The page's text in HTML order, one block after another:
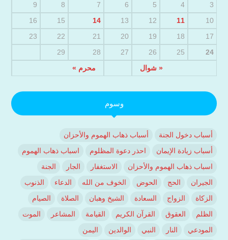
« شوال محرم »
3
4
5
6
7
8
9
10
11
12
13
14
15
16
17
18
19
20
21
22
23
24
25
26
27
28
29
وسوم
أسباب دخول الجنة
أسباب ذهاب الهموم والأحزان
أسباب زيادة الإيمان
احذر دعوة المظلوم
اسباب ذهاب الهموم
اسباب ذهاب الهموم والأحزان
الاستغفار الجار
الجنة
الجيران
الحج الحوض الخوف من الله الدعاء
الذنوب
الزكاة
الزواج السعادة الشيخ وهبان الصلاة
الصيام
الظلم
العقوق القرآن الكريم القيامة المشاعر
الموت
المودعي
النار النبي الوالدين
اليمن